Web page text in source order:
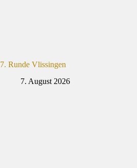
7. Runde Vlissingen
7. August 2026